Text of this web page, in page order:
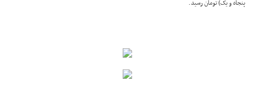
پنجاه و یک) تومان رسید.